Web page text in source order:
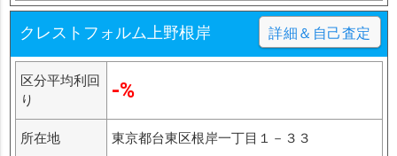
クレストフォルム上野根岸 詳細＆自己査定
区分平均利回
り
-%
所在地 東京都台東区根岸一丁目１－３３